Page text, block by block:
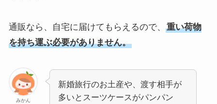
通販なら、自宅に届けてもらえるので、 重い荷物
を持ち運ぶ必要がありません。
みかん
新婚旅行のお土産や、渡す相手が
多いとスーツケースがパンパン